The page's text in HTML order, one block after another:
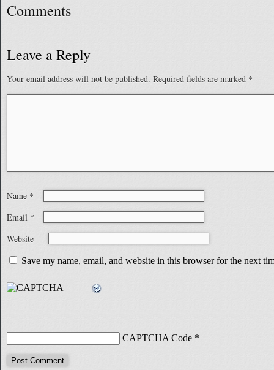
Comments
Leave a Reply
Your email address will not be published. Required fields are marked *
Name *
Email *
Website
Save my name, email, and website in this browser for the next
CAPTCHA Code *